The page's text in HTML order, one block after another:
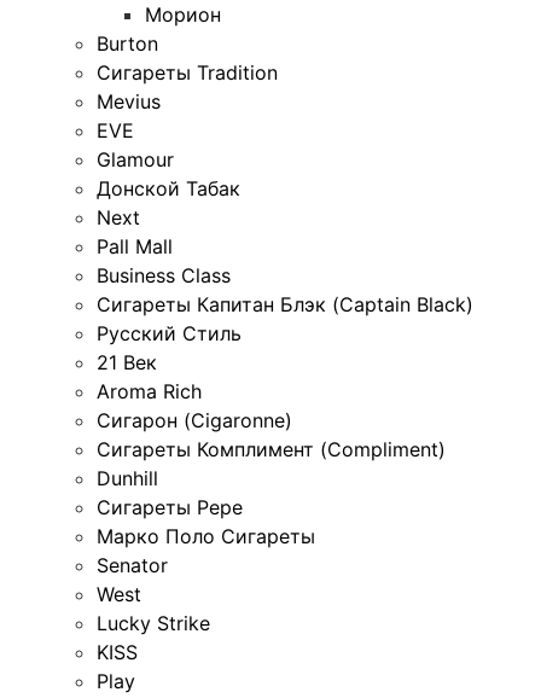
Морион
Burton
Сигареты Tradition
Mevius
EVE
Glamour
Донской Табак
Next
Pall Mall
Business Class
Сигареты Капитан Блэк (Captain Black)
Русский Стиль
21 Век
Aroma Rich
Сигарон (Cigaronne)
Сигареты Комплимент (Compliment)
Dunhill
Сигареты Pepe
Марко Поло Сигареты
Senator
West
Lucky Strike
KISS
Play